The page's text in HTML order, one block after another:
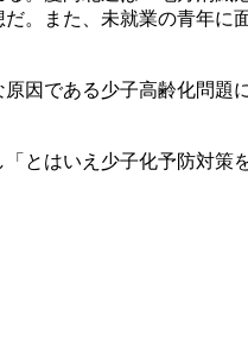
。また、未就業の青年
因である少子高齢化問
とはいえ少子化予防対策